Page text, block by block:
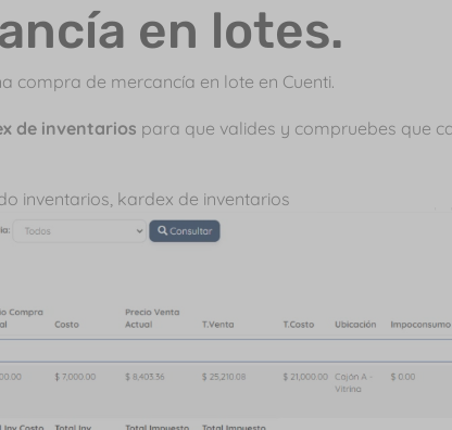
en lotes.
compra de mercancía en lote en Cuenti.
de inventarios para que valides y compruebes que